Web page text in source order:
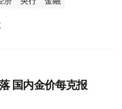
国内金价每克报